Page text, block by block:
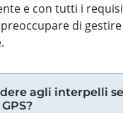
e con tutti i
di
agli interpelli